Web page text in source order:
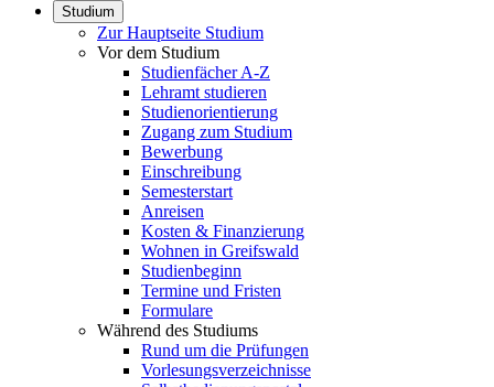
Studium
Zur Hauptseite Studium
Vor dem Studium
Studienfächer A-Z
Lehramt studieren
Studienorientierung
Zugang zum Studium
Bewerbung
Einschreibung
Semesterstart
Anreisen
Kosten & Finanzierung
Wohnen in Greifswald
Studienbeginn
Termine und Fristen
Formulare
Während des Studiums
Rund um die Prüfungen
Vorlesungsverzeichnisse